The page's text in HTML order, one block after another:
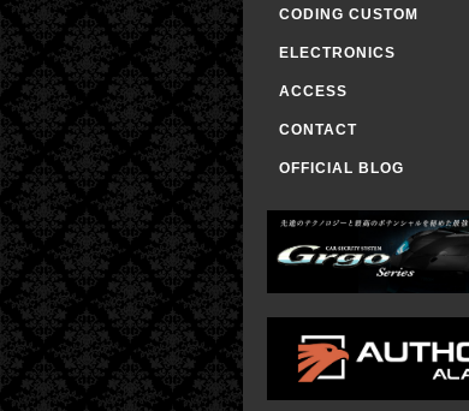
CODING CUSTOM
ELECTRONICS
ACCESS
CONTACT
OFFICIAL BLOG